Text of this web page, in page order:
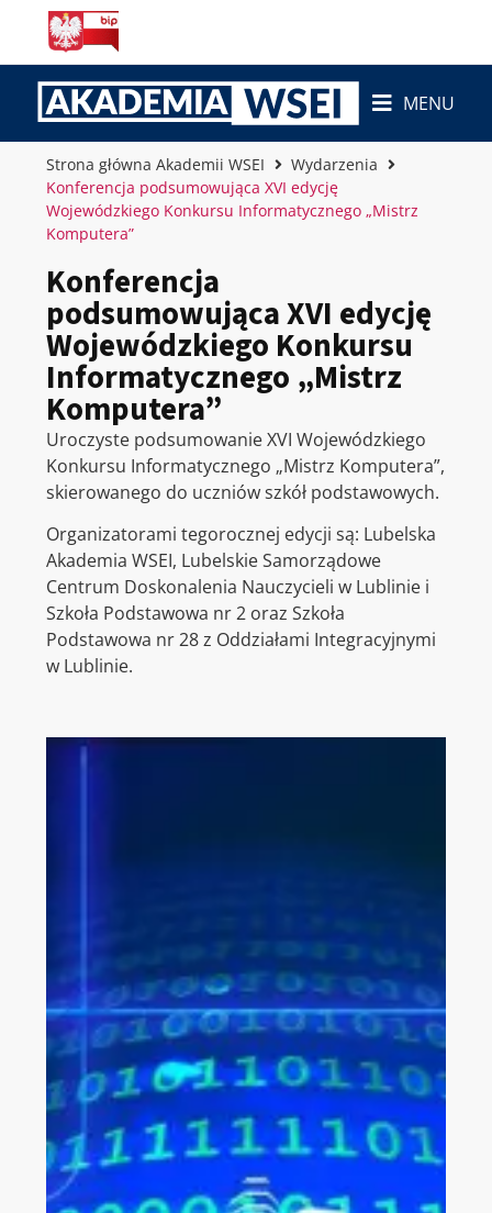
MENU
Strona główna Akademii WSEI
Wydarzenia
Konferencja podsumowująca XVI edycję
Wojewódzkiego Konkursu Informatycznego „Mistrz
Komputera”
Konferencja
podsumowująca XVI edycję
Wojewódzkiego Konkursu
Informatycznego „Mistrz
Komputera”
Uroczyste podsumowanie XVI Wojewódzkiego
Konkursu Informatycznego „Mistrz Komputera”,
skierowanego do uczniów szkół podstawowych.
Organizatorami tegorocznej edycji są: Lubelska
Akademia WSEI, Lubelskie Samorządowe
Centrum Doskonalenia Nauczycieli w Lublinie i
Szkoła Podstawowa nr 2 oraz Szkoła
Podstawowa nr 28 z Oddziałami Integracyjnymi
w Lublinie.